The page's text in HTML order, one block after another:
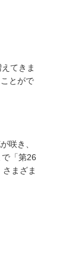
てきま
とがで
咲き、
「第26
まざま